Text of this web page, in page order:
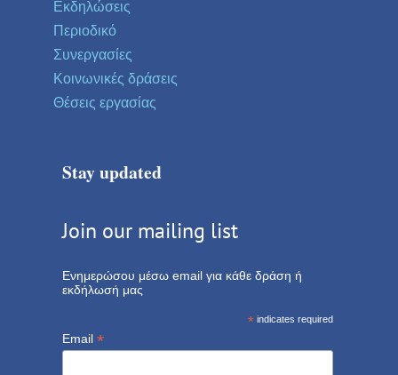
Εκδηλώσεις
Περιοδικό
Συνεργασίες
Κοινωνικές δράσεις
Θέσεις εργασίας
Stay updated
Join our mailing list
Ενημερώσου μέσω email για κάθε δράση ή
εκδήλωσή μας
* indicates required
Email *